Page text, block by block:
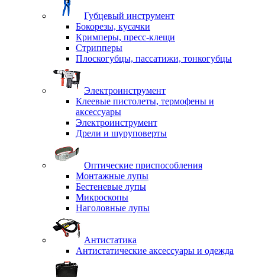
Губцевый инструмент
Бокорезы, кусачки
Кримперы, пресс-клещи
Стрипперы
Плоскогубцы, пассатижи, тонкогубцы
Электроинструмент
Клеевые пистолеты, термофены и
аксессуары
Электроинструмент
Дрели и шуруповерты
Оптические приспособления
Монтажные лупы
Бестеневые лупы
Микроскопы
Наголовные лупы
Антистатика
Антистатические аксессуары и одежда